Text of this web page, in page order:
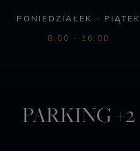
PONIEDZIAŁEK - PIĄTEK
8:00 - 16:00
PARKING +2